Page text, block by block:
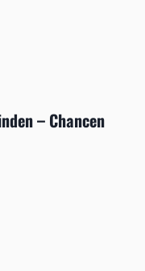
– Chancen